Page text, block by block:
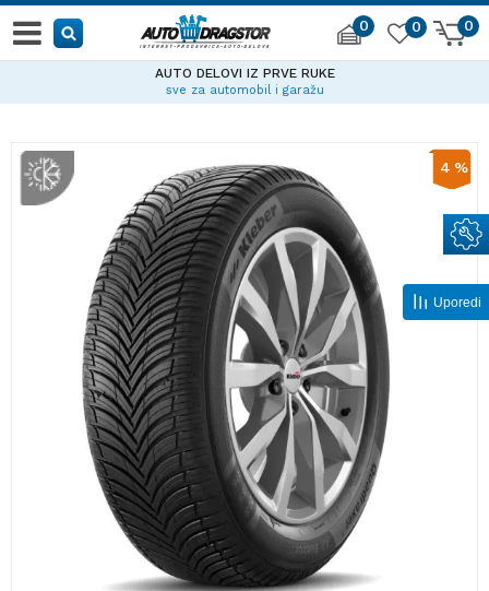
0 0
0
AUTO DELOVI IZ PRVE RUKE
sve za automobil i garažu
4 %
Uporedi